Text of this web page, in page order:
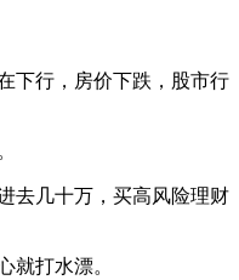
下行，房价下跌，股市行
去几十万，买高风险理财
就打水漂。